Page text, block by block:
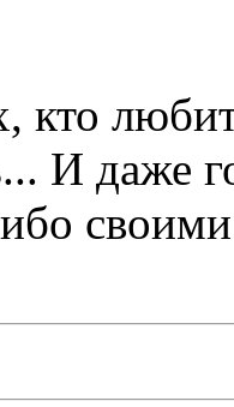
кто
И даже